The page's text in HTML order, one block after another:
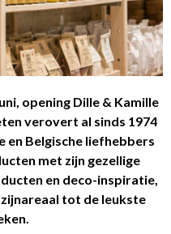
opening Dille & Kamille
verovert al sinds 1974
en Belgische liefhebbers
met zijn gezellige
en deco-inspiratie,
tot de leukste